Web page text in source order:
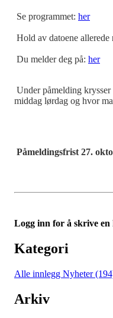
Se programmet: her
Hold av datoene allerede
Du melder deg på: her
Under påmelding
middag lørdag og hvor
Påmeldingsfrist 27.
Logg inn for å skrive en
Kategori
Alle innlegg Nyheter
Arkiv